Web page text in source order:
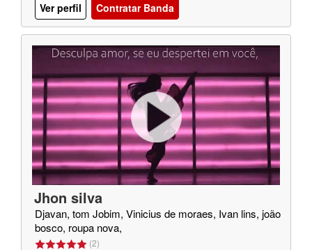
Ver perfil
Contratar Banda
Jhon silva
Djavan, tom Jobim, Vinicius de moraes, Ivan lins, joão
bosco, roupa nova,
(2)